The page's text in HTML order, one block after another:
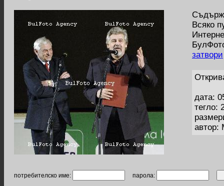
Всяко
затвори
дата:
тегло:
автор:
потребителско име: парола: